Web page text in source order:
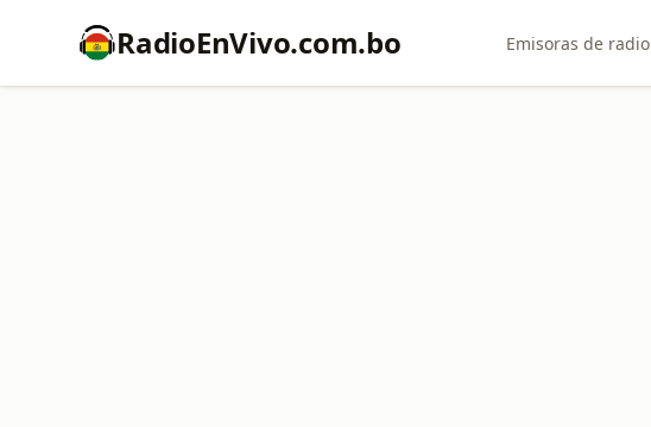
RadioEnVivo.com.bo Emisoras de radio